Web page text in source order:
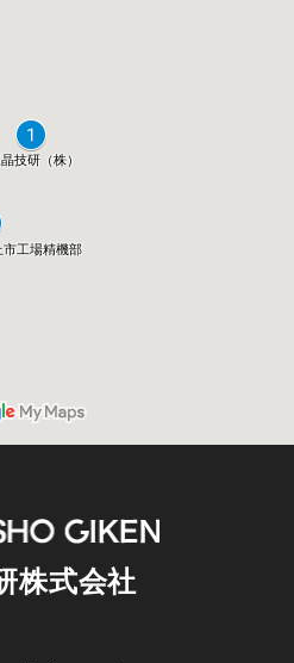
株式会社